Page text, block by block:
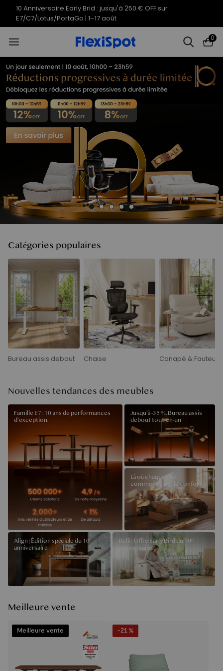
10 Anniversaire Early Brid : jusqu'à 250 € OFF sur
E7/C7/Lotus/PortaGo | 1–17 août
0
FlexiSpot
Catégories populaires
Bureau assis debout Chaise Canapé & Fauteuil
Nouvelles tendances des meubles
Famille E7 : 10 ans de performances
d’exception.
Jusqu’à -35 %. Bureau assis
debout tout-en-un
Là où chaque nuit
commence par le confort
Align | Édition spéciale du 10ᵉ
anniversaire
Belli | Offre Early Bird du 10ᵉ
anniversaire !
Meilleure vente
Meilleure vente -21 %